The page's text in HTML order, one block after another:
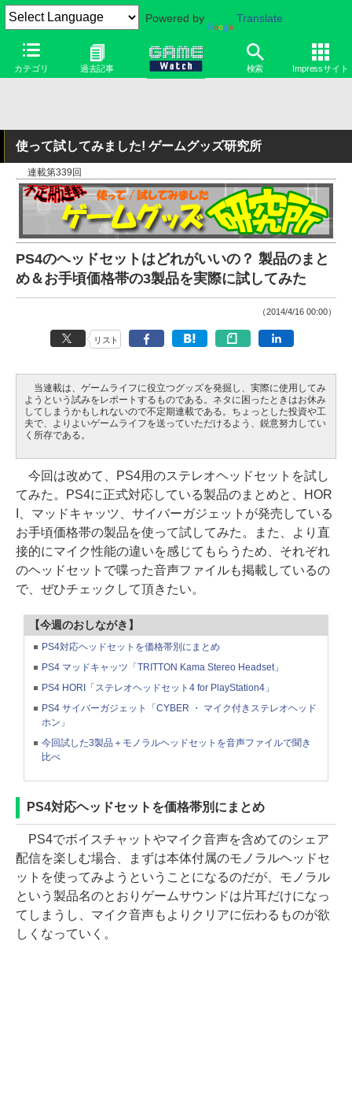
Powered by Translate
カテゴリ 過去記事 検索 Impressサイト
使って試してみました! ゲームグッズ研究所
連載第339回
PS4のヘッドセットはどれがいいの？ 製品のまと
め＆お手頃価格帯の3製品を実際に試してみた
（2014/4/16 00:00）
リスト
当連載は、ゲームライフに役立つグッズを発掘し、実際に使用してみ
ようという試みをレポートするものである。ネタに困ったときはお休み
してしまうかもしれないので不定期連載である。ちょっとした投資や工
夫で、よりよいゲームライフを送っていただけるよう、鋭意努力してい
く所存である。
今回は改めて、PS4用のステレオヘッドセットを試し
てみた。PS4に正式対応している製品のまとめと、HOR
I、マッドキャッツ、サイバーガジェットが発売している
お手頃価格帯の製品を使って試してみた。また、より直
接的にマイク性能の違いを感じてもらうため、それぞれ
のヘッドセットで喋った音声ファイルも掲載しているの
で、ぜひチェックして頂きたい。
【今週のおしながき】
PS4対応ヘッドセットを価格帯別にまとめ
PS4 マッドキャッツ「TRITTON Kama Stereo Headset」
PS4 HORI「ステレオヘッドセット4 for PlayStation4」
PS4 サイバーガジェット「CYBER ・ マイク付きステレオヘッド
ホン」
今回試した3製品＋モノラルヘッドセットを音声ファイルで聞き
比べ
PS4対応ヘッドセットを価格帯別にまとめ
PS4でボイスチャットやマイク音声を含めてのシェア
配信を楽しむ場合、まずは本体付属のモノラルヘッドセ
ットを使ってみようということになるのだが、モノラル
という製品名のとおりゲームサウンドは片耳だけになっ
てしまうし、マイク音声もよりクリアに伝わるものが欲
しくなっていく。